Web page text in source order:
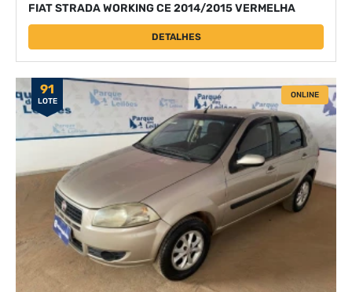
FIAT STRADA WORKING CE 2014/2015 VERMELHA
DETALHES
91
LOTE
ONLINE